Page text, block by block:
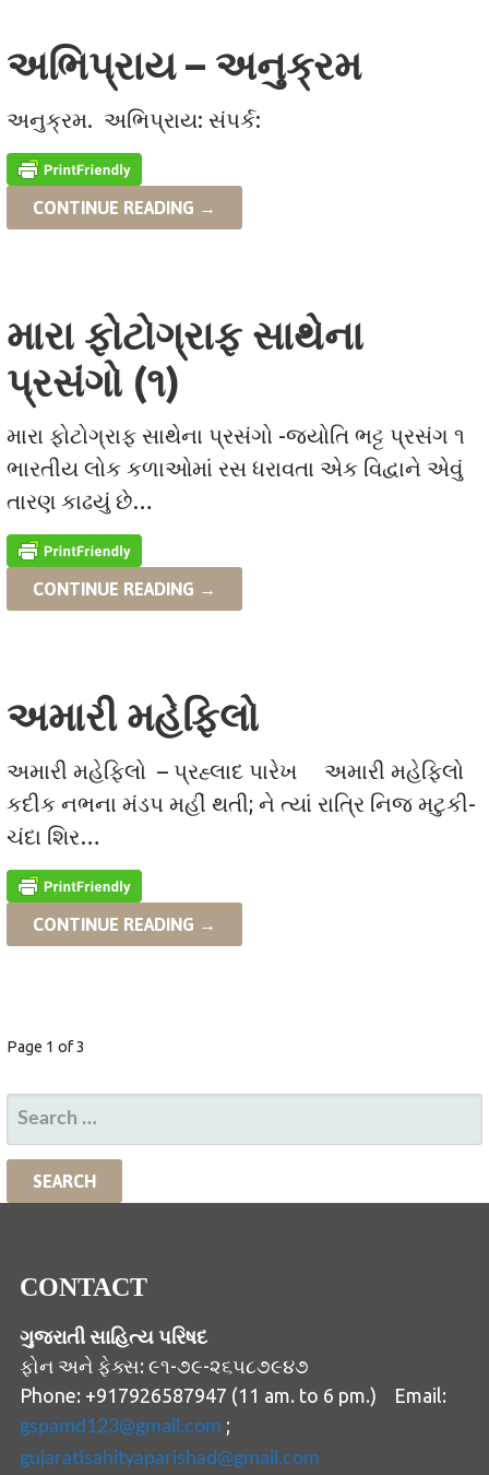
અભિપ્રાય – અનુક્રમ
અનુક્રમ. અભિપ્રાય: સંપર્ક:
CONTINUE READING →
મારા ફોટોગ્રાફ સાથેના
પ્રસંગો (૧)
મારા ફોટોગ્રાફ સાથેના પ્રસંગો -જ્યોતિ ભટ્ટ પ્રસંગ ૧
ભારતીય લોક કળાઓમાં રસ ધરાવતા એક વિદ્વાને એવું
તારણ કાઢયું છે…
CONTINUE READING →
અમારી મહેફિલો
અમારી મહેફિલો – પ્રહ્લાદ પારેખ અમારી મહેફિલો
કદીક નભના મંડપ મહીં થતી; ને ત્યાં રાત્રિ નિજ મટુકી-
ચંદા શિર…
CONTINUE READING →
POST
NAVIGATION
Page 1 of 3
SEARCH
FOR:
CONTACT
ગુજરાતી સાહિત્ય પરિષદ
ફોન અને ફેક્સ: ૯૧-૭૯-૨૬૫૮૭૯૪૭
Phone: +917926587947 (11 am. to 6 pm.) Email:
gspamd123@gmail.com ;
gujaratisahityaparishad@gmail.com